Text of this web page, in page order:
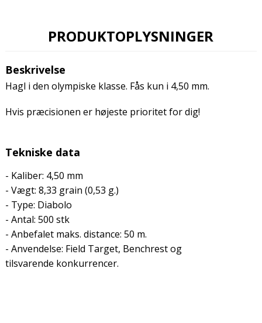
PRODUKTOPLYSNINGER
Beskrivelse
Hagl i den olympiske klasse. Fås kun i 4,50 mm.
Hvis præcisionen er højeste prioritet for dig!
Tekniske data
- Kaliber: 4,50 mm
- Vægt: 8,33 grain (0,53 g.)
- Type: Diabolo
- Antal: 500 stk
- Anbefalet maks. distance: 50 m.
- Anvendelse: Field Target, Benchrest og
tilsvarende konkurrencer.